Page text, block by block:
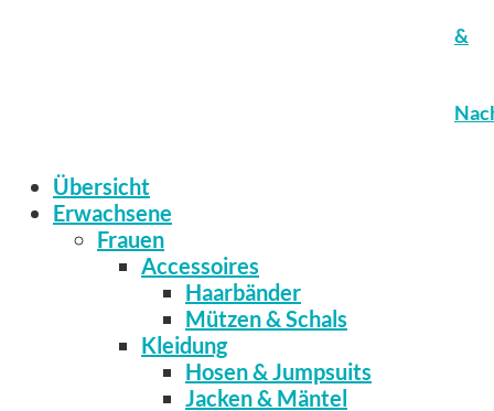
&
Übersicht
Erwachsene
Frauen
Accessoires
Haarbänder
Mützen & Schals
Kleidung
Hosen & Jumpsuits
Jacken & Mäntel